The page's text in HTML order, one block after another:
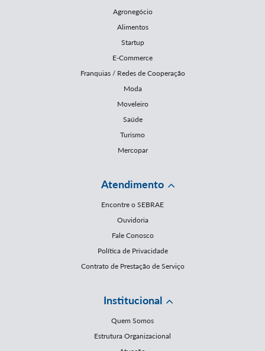
Agronegócio
Alimentos
Startup
E-Commerce
Franquias / Redes de Cooperação
Moda
Moveleiro
Saúde
Turismo
Mercopar
Atendimento
Encontre o SEBRAE
Ouvidoria
Fale Conosco
Política de Privacidade
Contrato de Prestação de Serviço
Institucional
Quem Somos
Estrutura Organizacional